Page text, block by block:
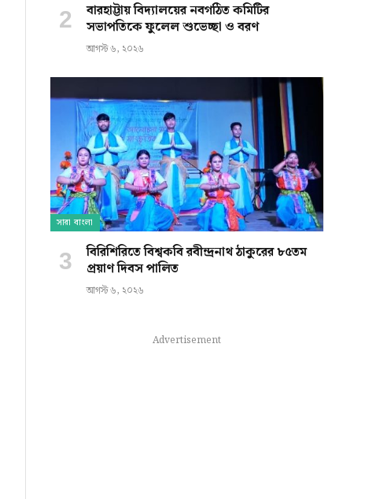
বারহাট্টায় বিদ্যালয়ের নবগঠিত কমিটির
সভাপতিকে ফুলেল শুভেচ্ছা ও বরণ
আগস্ট ৬, ২০২৬
সারা বাংলা
বিরিশিরিতে বিশ্বকবি রবীন্দ্রনাথ ঠাকুরের ৮৫তম
প্রয়াণ দিবস পালিত
আগস্ট ৬, ২০২৬
Advertisement